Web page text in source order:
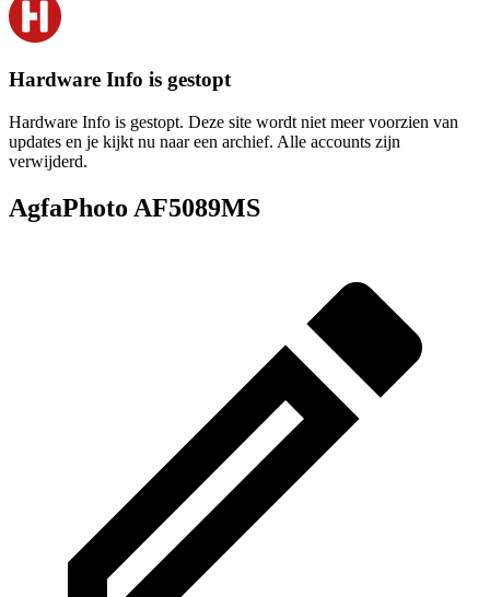
Hardware Info is gestopt
Hardware Info is gestopt. Deze site wordt niet meer voorzien van
updates en je kijkt nu naar een archief. Alle accounts zijn
verwijderd.
AgfaPhoto AF5089MS